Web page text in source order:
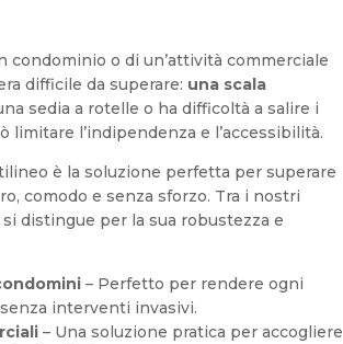
condominio o di un’attività commerciale
difficile da superare: una scala
sedia a rotelle o ha difficoltà a salire i
limitare l’indipendenza e l’accessibilità.
è la soluzione perfetta per superare
comodo e senza sforzo. Tra i nostri
distingue per la sua robustezza e
– Perfetto per rendere ogni
interventi invasivi.
– Una soluzione pratica per accogliere